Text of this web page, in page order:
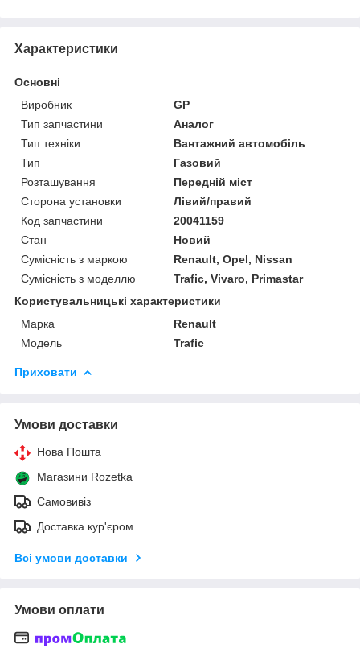
Характеристики
Основні
Виробник
GP
Тип запчастини
Аналог
Тип техніки
Вантажний автомобіль
Тип
Газовий
Розташування
Передній міст
Сторона установки
Лівий/правий
Код запчастини
20041159
Стан
Новий
Сумісність з маркою
Renault, Opel, Nissan
Сумісність з моделлю
Trafic, Vivaro, Primastar
Користувальницькі характеристики
Марка
Renault
Модель
Trafic
Приховати
Умови доставки
Нова Пошта
Магазини Rozetka
Самовивіз
Доставка кур'єром
Всі умови доставки
Умови оплати